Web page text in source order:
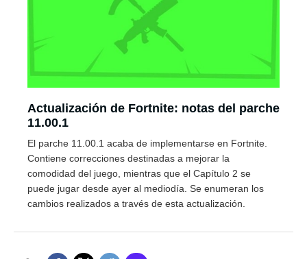
Actualización de Fortnite: notas del parche
11.00.1
El parche 11.00.1 acaba de implementarse en Fortnite.
Contiene correcciones destinadas a mejorar la
comodidad del juego, mientras que el Capítulo 2 se
puede jugar desde ayer al mediodía. Se enumeran los
cambios realizados a través de esta actualización.